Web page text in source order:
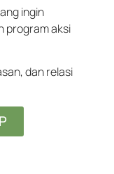
ingin
program aksi
dan relasi